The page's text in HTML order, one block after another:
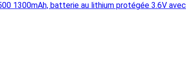
1300mAh, batterie au lithium protégée 3.6V